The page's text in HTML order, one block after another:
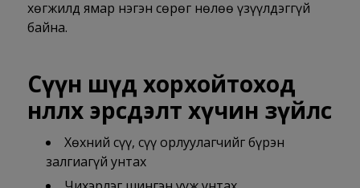
хөгжилд ямар нэгэн сөрөг нөлөө үзүүлдэггүй
байна.
Сүүн шүд хорхойтоход
нөлөөлөх эрсдэлт хүчин зүйлс
Хөхний сүү, сүү орлуулагчийг бүрэн
залгиагүй унтах